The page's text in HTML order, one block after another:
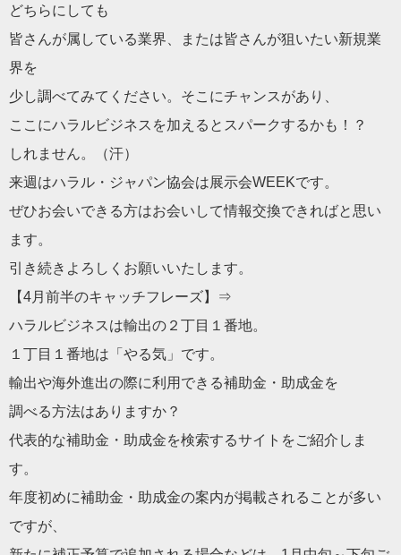
どちらにしても
皆さんが属している業界、または皆さんが狙いたい新規業
界を
少し調べてみてください。そこにチャンスがあり、
ここにハラルビジネスを加えるとスパークするかも！？
しれません。（汗）
来週はハラル・ジャパン協会は展示会WEEKです。
ぜひお会いできる方はお会いして情報交換できればと思い
ます。
引き続きよろしくお願いいたします。
【4月前半のキャッチフレーズ】⇒
ハラルビジネスは輸出の２丁目１番地。
１丁目１番地は「やる気」です。
輸出や海外進出の際に利用できる補助金・助成金を
調べる方法はありますか？
代表的な補助金・助成金を検索するサイトをご紹介しま
す。
年度初めに補助金・助成金の案内が掲載されることが多い
ですが、